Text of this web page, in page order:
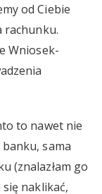
od Ciebie
rachunku.
Wniosek-
to nawet nie
banku, sama
(znalazłam go
naklikać,